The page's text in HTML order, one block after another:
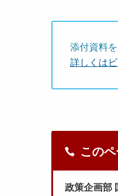
添付資料
詳しくは
この
政策企画部